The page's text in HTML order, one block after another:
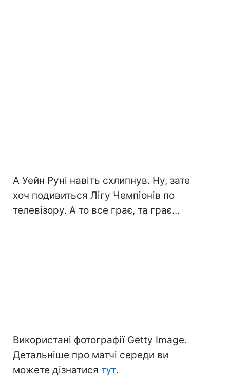
А Уейн Руні навіть схлипнув. Ну, зате
хоч подивиться Лігу Чемпіонів по
телевізору. А то все грає, та грає...
Використані фотографії Getty Image.
Детальніше про матчі середи ви
можете дізнатися тут.